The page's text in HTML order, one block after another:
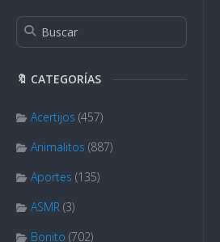
🔖 CATEGORÍAS
Acertijos (457)
Animalitos (887)
Aportes (135)
ASMR (3)
Bonito (702)